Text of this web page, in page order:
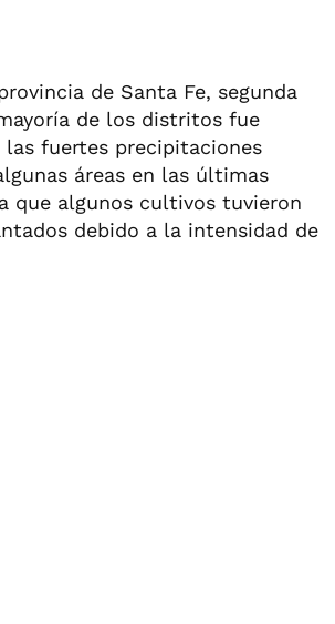
de Santa Fe, segunda
de los distritos fue
las fuertes precipitaciones
áreas en las últimas
que algunos cultivos tuvieron
debido a la intensidad de